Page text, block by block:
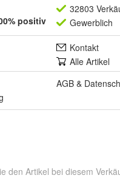
positiv
32803
Gewerblich
Kontakt
Alle Artikel
AGB &
den Artikel bei diesem